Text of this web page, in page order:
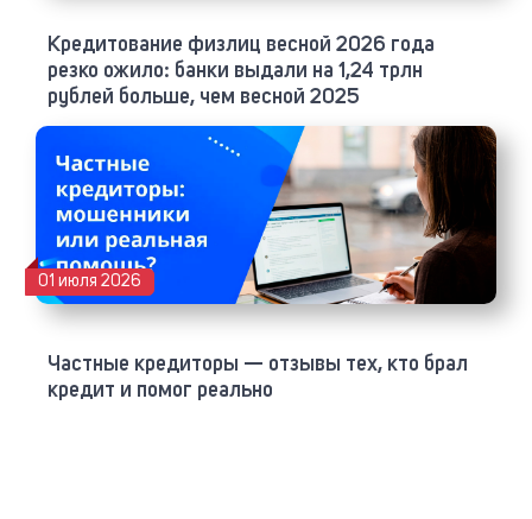
Кредитование физлиц весной 2026 года
резко ожило: банки выдали на 1,24 трлн
рублей больше, чем весной 2025
Частные кредиторы — отзывы тех, кто брал
кредит и помог реально
01 июля 2026